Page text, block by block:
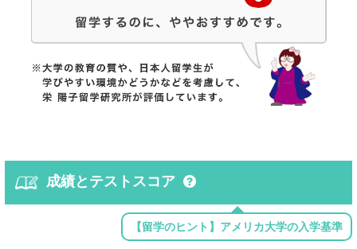
成績とテストスコア
【留学のヒント】アメリカ大学の入学基準